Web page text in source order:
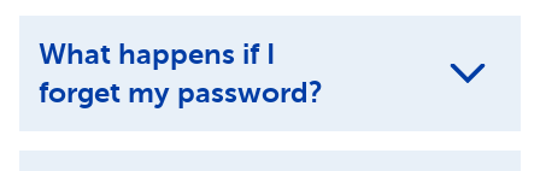
What happens if I
forget my password?